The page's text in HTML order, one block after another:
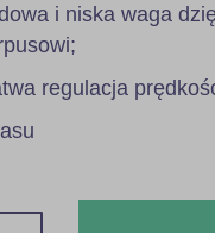
i niska waga
regulacja